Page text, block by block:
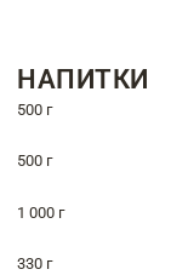
НАПИТКИ
500 г
500 г
1 000 г
330 г